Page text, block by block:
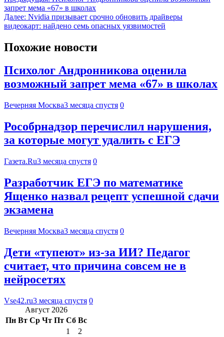
запрет мема «67» в школах
Далее: Nvidia призывает срочно обновить драйверы
видеокарт: найдено семь опасных уязвимостей
Похожие новости
Психолог Андронникова оценила
возможный запрет мема «67» в школах
Вечерняя Москва3 месяца спустя 0
Рособрнадзор перечислил нарушения,
за которые могут удалить с ЕГЭ
Газета.Ru3 месяца спустя 0
Разработчик ЕГЭ по математике
Ященко назвал рецепт успешной сдачи
экзамена
Вечерняя Москва3 месяца спустя 0
Дети «тупеют» из-за ИИ? Педагог
считает, что причина совсем не в
нейросетях
Vse42.ru3 месяца спустя 0
Август 2026
Пн Вт Ср Чт Пт Сб Вс
1
2